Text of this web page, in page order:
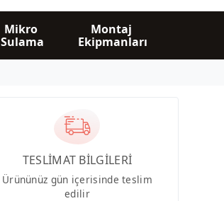
Mikro
Sulama
Montaj
Ekipmanları
TESLİMAT BİLGİLERİ
Ürününüz gün içerisinde teslim
edilir